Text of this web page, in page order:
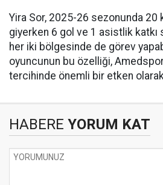
Yira Sor, 2025-26 sezonunda 20
giyerken 6 gol ve 1 asistlik katkı
her iki bölgesinde de görev
oyuncunun bu özelliği,
tercihinde önemli bir etken olarak
HABERE YORUM KAT